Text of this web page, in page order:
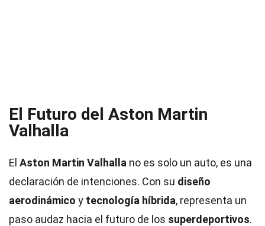
El Futuro del Aston Martin
Valhalla
El Aston Martin Valhalla no es solo un auto, es una
declaración de intenciones. Con su diseño
aerodinámico y tecnología híbrida, representa un
paso audaz hacia el futuro de los superdeportivos.